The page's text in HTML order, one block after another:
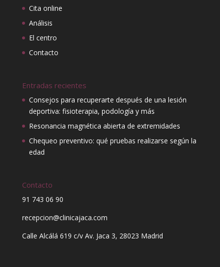
Cita online
Análisis
El centro
Contacto
Entradas recientes
Consejos para recuperarte después de una lesión
deportiva: fisioterapia, podología y más
Resonancia magnética abierta de extremidades
Chequeo preventivo: qué pruebas realizarse según la
edad
Contacto
91 743 06 90
recepcion@clinicajaca.com
Calle Alcálá 619 c/v Av. Jaca 3, 28023 Madrid